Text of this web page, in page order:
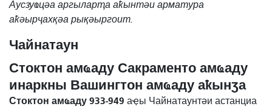
Аусзуҩцәа аргыларҭа аҟынтәи арматура
аҟәырҷахқәа рықәыргоит.
Чайнатаун
Стоктон амҩаду Сакраменто амҩаду
инаркны Вашингтон амҩаду аҟынӡа
Стоктон амҩаду 933-949 аҿы Чайнатаунтәи астанциа